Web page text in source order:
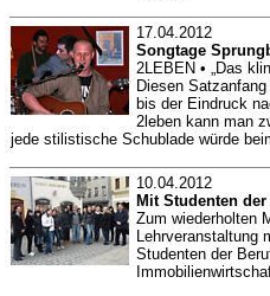
17.04.2012
Songtage
2LEBEN • „Das
Diesen
bis der Eindruck
2leben kann man
jede stilistische Schublade würde
10.04.2012
Mit Studenten
Zum wiederholten
Lehrveranstaltung
Studenten der